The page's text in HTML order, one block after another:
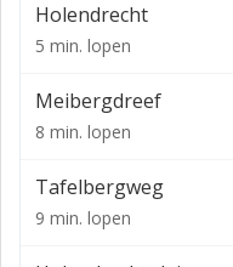
Holendrecht
5 min. lopen
Meibergdreef
8 min. lopen
Tafelbergweg
9 min. lopen